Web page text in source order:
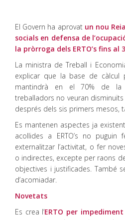
El Govern ha aprovat un nou
socials en defensa de
la pròrroga dels ERTO’s fins al
La ministra de Treball i
explicar que la base de càlcul
mantindrà en el 70% de la
treballadors no veuran
després dels sis primers mesos,
Es mantenen aspectes ja
acollides a ERTO’s no puguin
externalitzar l’activitat, o fer
o indirectes, excepte per raons
objectives i justificades. També
d’acomiadar.
Novetats
Es crea l’ERTO per impediment